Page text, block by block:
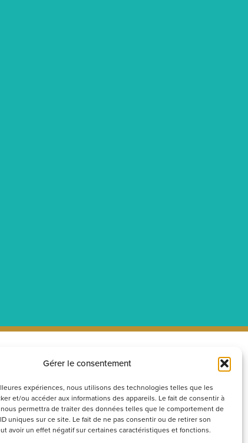
Gérer le consentement
expériences, nous utilisons des technologies telles que les
et/ou accéder aux informations des appareils. Le fait de consentir à
permettra de traiter des données telles que le comportement de
uniques sur ce site. Le fait de ne pas consentir ou de retirer son
avoir un effet négatif sur certaines caractéristiques et fonctions.
nos offres d’emploi ou
votre candidature
sociaux